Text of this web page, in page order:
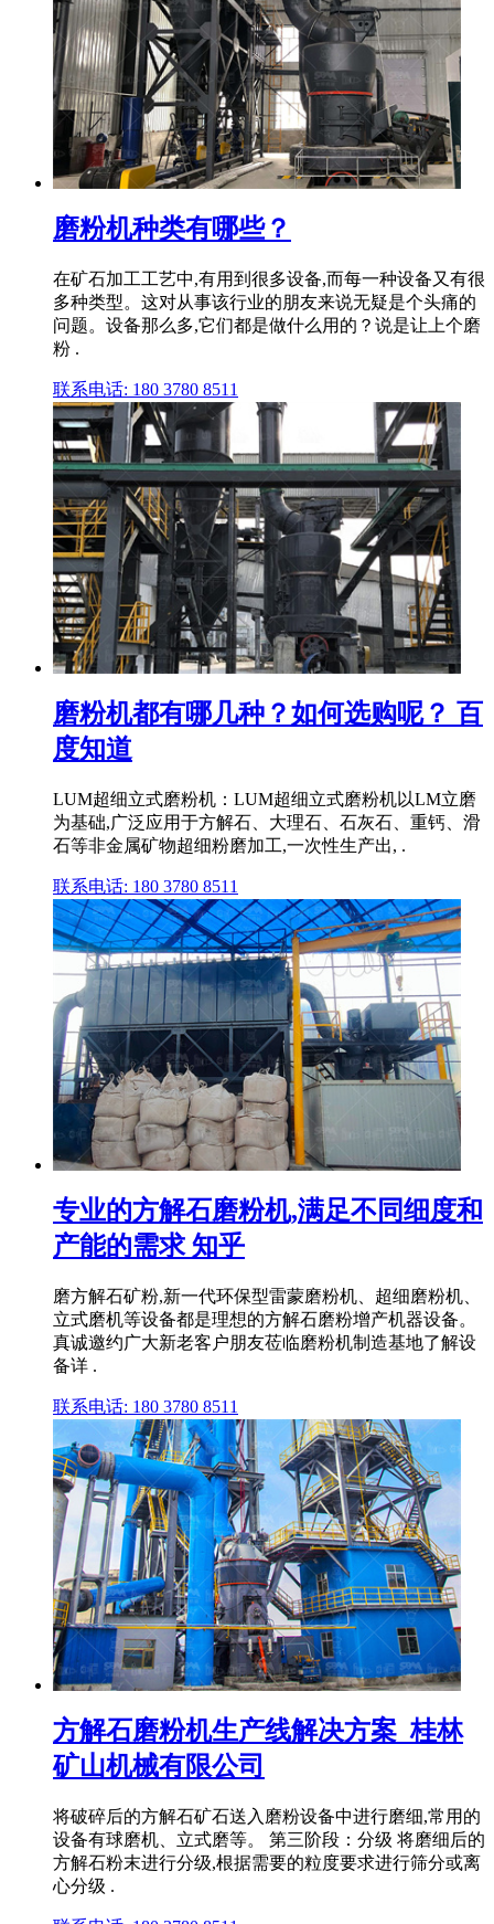
磨粉机种类有哪些？
在矿石加工工艺中,有用到很多设备,而每一种设备又有很
多种类型。这对从事该行业的朋友来说无疑是个头痛的
问题。设备那么多,它们都是做什么用的？说是让上个磨
粉 .
联系电话: 180 3780 8511
磨粉机都有哪几种？如何选购呢？ 百
度知道
LUM超细立式磨粉机：LUM超细立式磨粉机以LM立磨
为基础,广泛应用于方解石、大理石、石灰石、重钙、滑
石等非金属矿物超细粉磨加工,一次性生产出, .
联系电话: 180 3780 8511
专业的方解石磨粉机,满足不同细度和
产能的需求 知乎
磨方解石矿粉,新一代环保型雷蒙磨粉机、超细磨粉机、
立式磨机等设备都是理想的方解石磨粉增产机器设备。
真诚邀约广大新老客户朋友莅临磨粉机制造基地了解设
备详 .
联系电话: 180 3780 8511
方解石磨粉机生产线解决方案_桂林
矿山机械有限公司
将破碎后的方解石矿石送入磨粉设备中进行磨细,常用的
设备有球磨机、立式磨等。 第三阶段：分级 将磨细后的
方解石粉末进行分级,根据需要的粒度要求进行筛分或离
心分级 .